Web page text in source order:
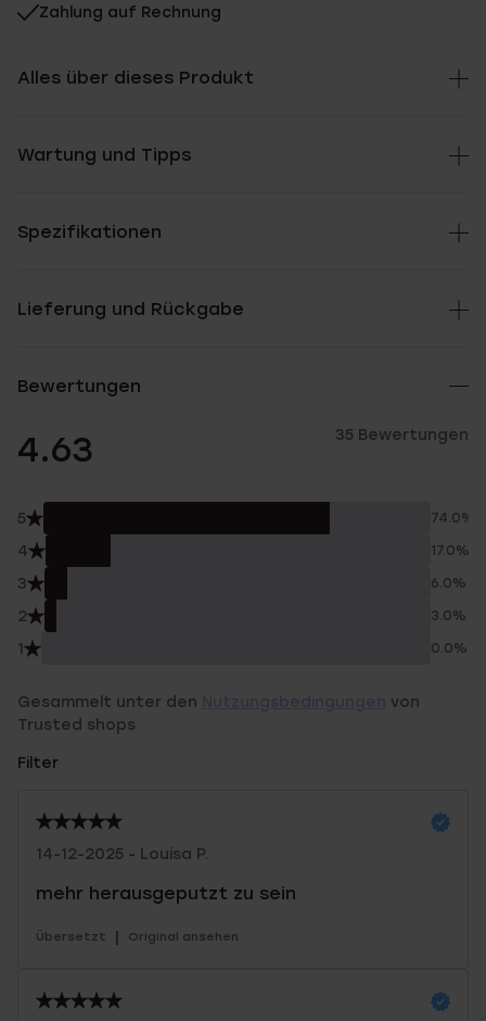
Zahlung auf Rechnung
Alles über dieses Produkt
Wartung und Tipps
Spezifikationen
Lieferung und Rückgabe
Bewertungen
4.63 35 Bewertungen
5 74.0%
4 17.0%
3 6.0%
2 3.0%
1 0.0%
Gesammelt unter den
von
Trusted shops
Filter
14-12-2025 - Louisa P.
mehr herausgeputzt zu sein
Übersetzt | Original ansehen